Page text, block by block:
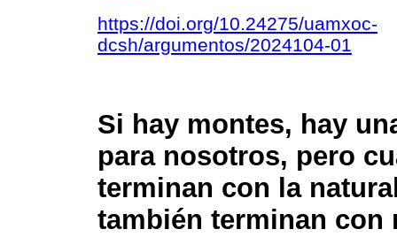
https://doi.org/10.24275/uamxoc-
dcsh/argumentos/2024104-01
Si hay montes, hay
para nosotros, pero
terminan con la
también terminan con